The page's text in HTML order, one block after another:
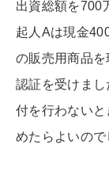
出資総額を700
起人Aは現金
の販売用商品
認証を受けま
付を行わない
めたらよいので